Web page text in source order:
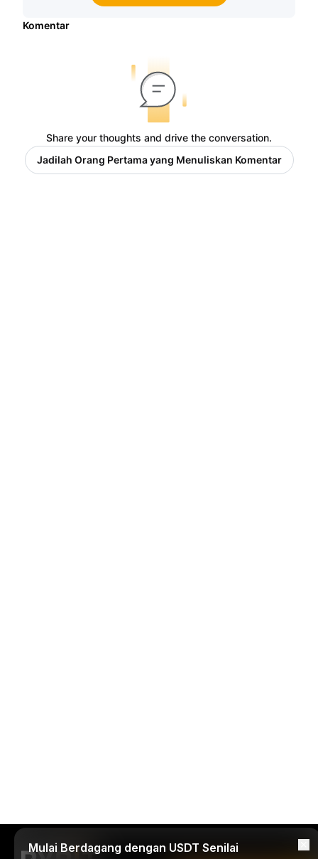
Komentar
Share your thoughts and drive the conversation.
Jadilah Orang Pertama yang Menuliskan Komentar
Mulai Berdagang dengan USDT Senilai